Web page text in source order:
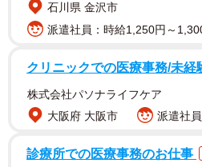
石川県 金沢市
派遣社員：時給1,250円～
クリニックでの医療事務/未経
株式会社パソナライフケア
大阪府 大阪市
派遣社
診療所での医療事務のお仕事